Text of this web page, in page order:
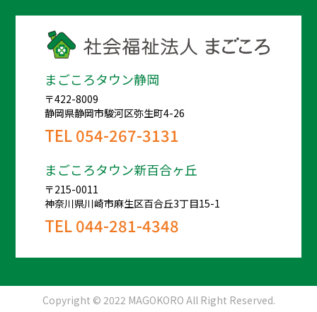
まごころタウン静岡
〒422-8009
静岡県静岡市駿河区弥生町4-26
TEL054-267-3131
まごころタウン新百合ヶ丘
〒215-0011
神奈川県川崎市麻生区百合丘3丁目15-1
TEL044-281-4348
Copyright © 2022 MAGOKORO All Right Reserved.